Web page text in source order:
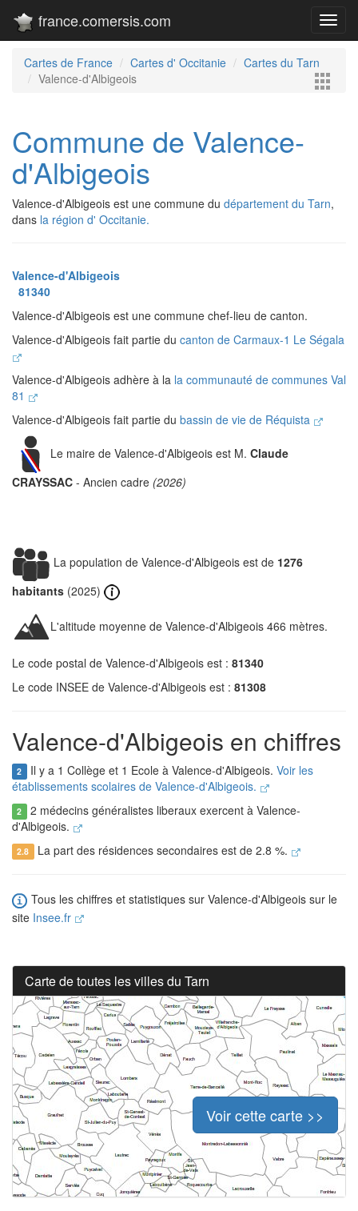
france.comersis.com
Cartes de France Cartes d' Occitanie
Cartes du Tarn
Valence-d'Albigeois
Commune de Valence-
d'Albigeois
Valence-d'Albigeois est une commune du département du Tarn,
dans la région d' Occitanie.
Valence-d'Albigeois
81340
Valence-d'Albigeois est une commune chef-lieu de canton.
Valence-d'Albigeois fait partie du canton de Carmaux-1 Le Ségala
Valence-d'Albigeois adhère à la la communauté de communes Val
81
Valence-d'Albigeois fait partie du bassin de vie de Réquista
Le maire de Valence-d'Albigeois est M. Claude
CRAYSSAC - Ancien cadre (2026)
La population de Valence-d'Albigeois est de 1276
habitants (2025)
L'altitude moyenne de Valence-d'Albigeois 466 mètres.
Le code postal de Valence-d'Albigeois est : 81340
Le code INSEE de Valence-d'Albigeois est : 81308
Valence-d'Albigeois en chiffres
2 Il y a 1 Collège et 1 Ecole à Valence-d'Albigeois. Voir les
établissements scolaires de Valence-d'Albigeois.
2 2 médecins généralistes liberaux exercent à Valence-
d'Albigeois.
2.8 La part des résidences secondaires est de 2.8 %.
Tous les chiffres et statistiques sur Valence-d'Albigeois sur le
site Insee.fr
Carte de toutes les villes du Tarn
Voir cette carte >>